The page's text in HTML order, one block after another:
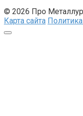
© 2026 Про
Карта сайта